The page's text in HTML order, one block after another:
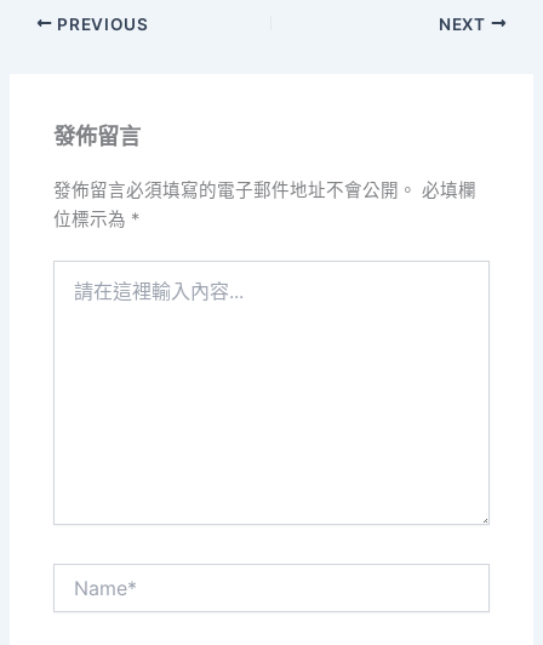
PREVIOUS NEXT
發佈留言
發佈留言必須填寫的電子郵件地址不會公開。 必填欄
位標示為 *